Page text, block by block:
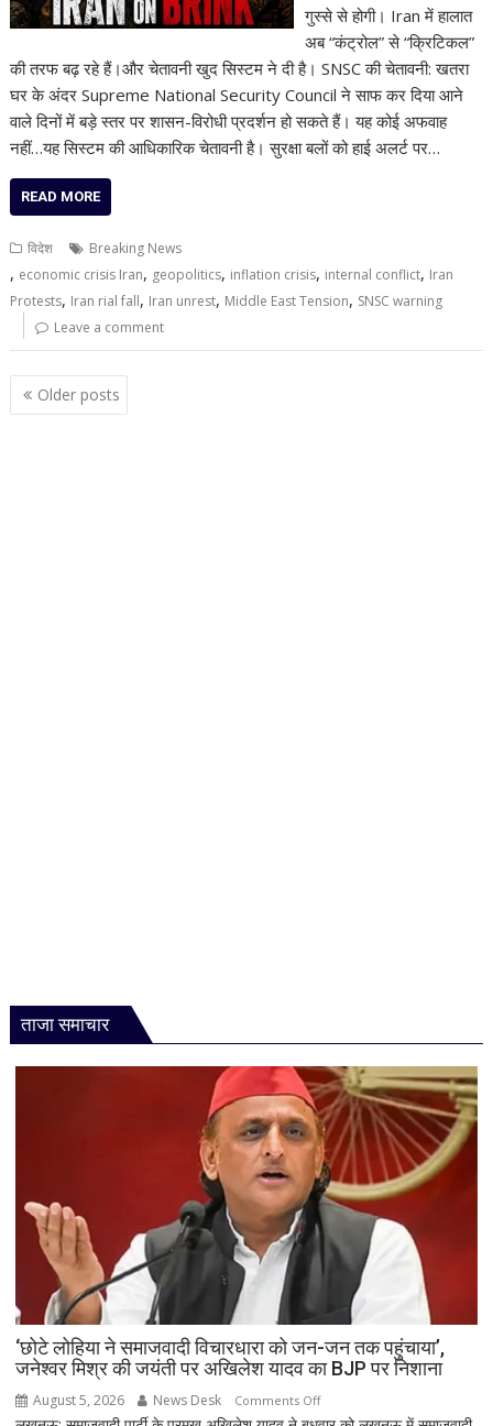
गुस्से से होगी। Iran में हालात
अब “कंट्रोल” से “क्रिटिकल”
की तरफ बढ़ रहे हैं।और चेतावनी खुद सिस्टम ने दी है। SNSC की चेतावनी: खतरा
घर के अंदर Supreme National Security Council ने साफ कर दिया आने
वाले दिनों में बड़े स्तर पर शासन-विरोधी प्रदर्शन हो सकते हैं। यह कोई अफवाह
नहीं…यह सिस्टम की आधिकारिक चेतावनी है। सुरक्षा बलों को हाई अलर्ट पर…
READ MORE
विदेश Breaking News
, economic crisis Iran, geopolitics, inflation crisis, internal conflict, Iran
Protests, Iran rial fall, Iran unrest, Middle East Tension, SNSC warning
Leave a comment
Posts
navigation
Older posts
ताजा समाचार
‘छोटे लोहिया ने समाजवादी विचारधारा को जन-जन तक पहुंचाया’,
जनेश्वर मिश्र की जयंती पर अखिलेश यादव का BJP पर निशाना
August 5, 2026 News Desk Comments Offon